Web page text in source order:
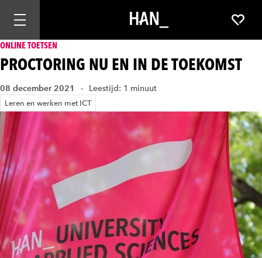
Mobiele navigatie openen
ONLINE TOETSEN
PROCTORING NU EN IN DE TOEKOMST
08 december 2021 Leestijd: 1 minuut
Leren en werken met ICT